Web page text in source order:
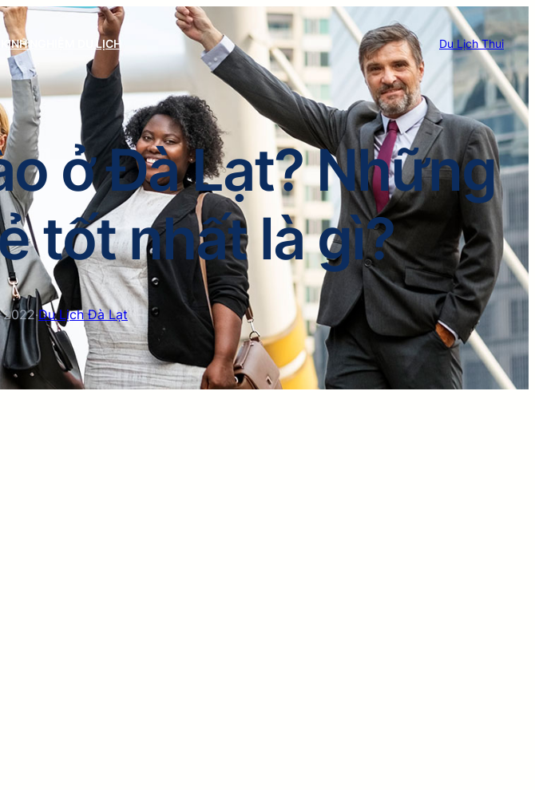
KINH NGHIỆM DU LỊCH Du Lịch Thui
ở Đà Lạt? Những
tốt nhất là gì?
2022·Du Lịch Đà Lạt